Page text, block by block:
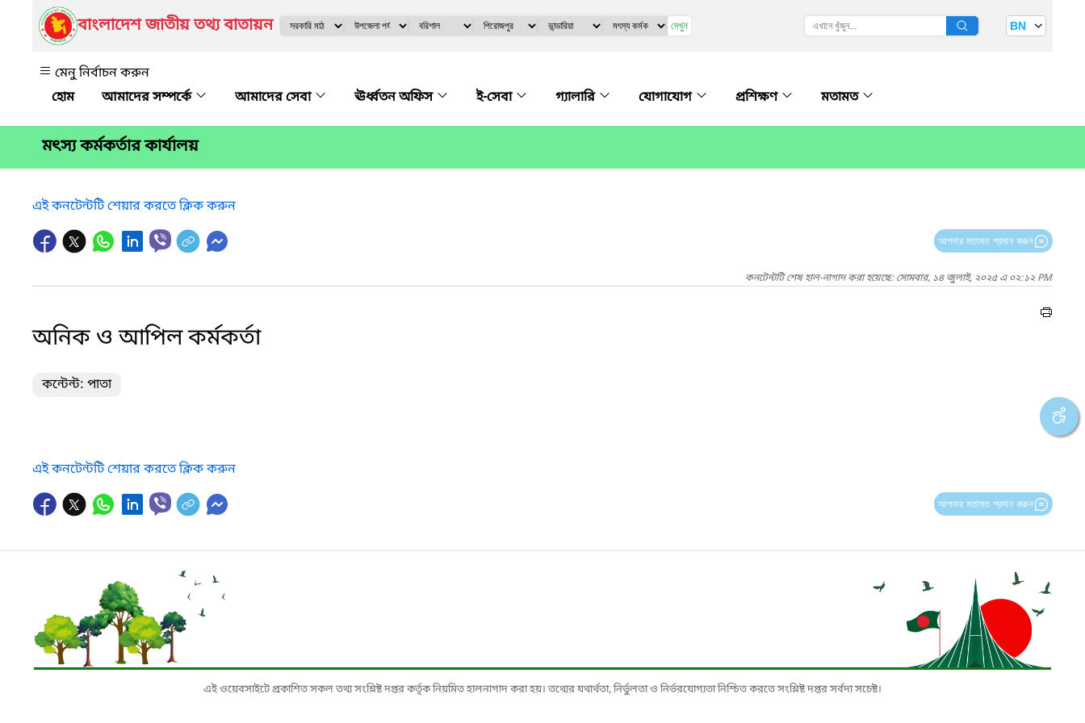
বাংলাদেশ জাতীয় তথ্য বাতায়ন দেখুন BN
মেনু নির্বাচন করুন
আমাদের সম্পর্কে
আমাদের সেবা ঊর্ধ্বতন অফিস ই-সেবা গ্যালারি যোগাযোগ প্রশিক্ষণ মতামত
মৎস্য কর্মকর্তার কার্যালয়
এই কনটেন্টটি শেয়ার করতে ক্লিক করুন
আপনার মতামত প্রদান করুন
কনটেন্টটি শেষ হাল-নাগাদ করা হয়েছে: সোমবার, ১৪ জুলাই, ২০২৫ এ ০২:১২ PM
অনিক ও আপিল কর্মকর্তা
কন্টেন্ট: পাতা
এই কনটেন্টটি শেয়ার করতে ক্লিক করুন
আপনার মতামত প্রদান করুন
এই ওয়েবসাইটে প্রকাশিত সকল তথ্য সংশ্লিষ্ট দপ্তর কর্তৃক নিয়মিত হালনাগাদ করা হয়। তথ্যের যথার্থতা, নির্ভুলতা ও নির্ভরযোগ্যতা নিশ্চিত করতে সংশ্লিষ্ট দপ্তর সর্বদা সচেষ্ট।